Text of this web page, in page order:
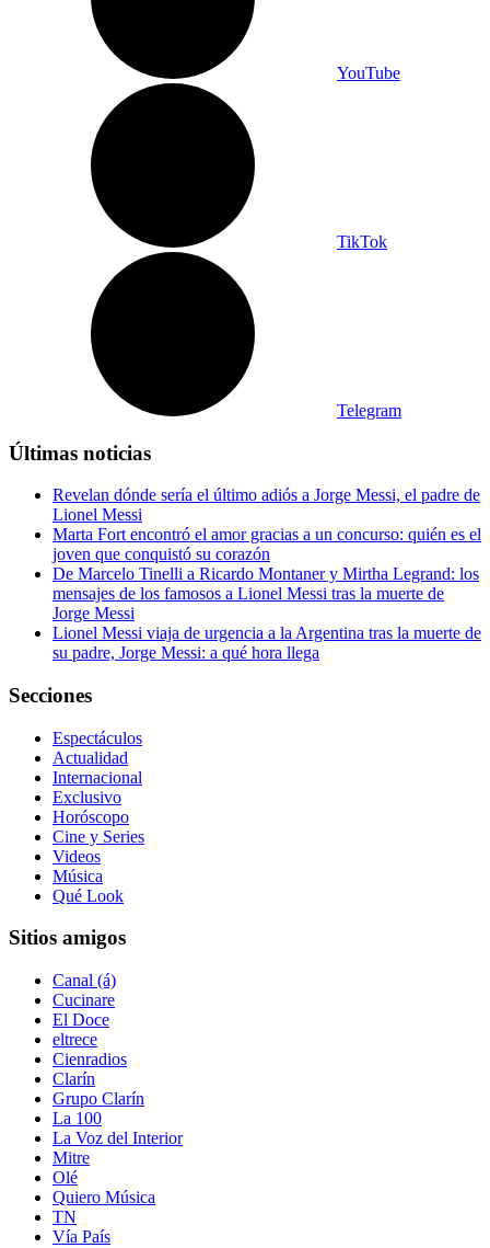
YouTube
TikTok
Telegram
Últimas noticias
Revelan dónde sería el último adiós a Jorge Messi, el padre de
Lionel Messi
Marta Fort encontró el amor gracias a un concurso: quién es el
joven que conquistó su corazón
De Marcelo Tinelli a Ricardo Montaner y Mirtha Legrand: los
mensajes de los famosos a Lionel Messi tras la muerte de
Jorge Messi
Lionel Messi viaja de urgencia a la Argentina tras la muerte de
su padre, Jorge Messi: a qué hora llega
Secciones
Espectáculos
Actualidad
Internacional
Exclusivo
Horóscopo
Cine y Series
Videos
Música
Qué Look
Sitios amigos
Canal (á)
Cucinare
El Doce
eltrece
Cienradios
Clarín
Grupo Clarín
La 100
La Voz del Interior
Mitre
Olé
Quiero Música
TN
Vía País